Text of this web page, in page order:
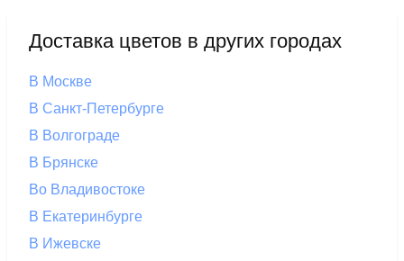
Доставка цветов в других городах
В Москве
В Санкт-Петербурге
В Волгограде
В Брянске
Во Владивостоке
В Екатеринбурге
В Ижевске